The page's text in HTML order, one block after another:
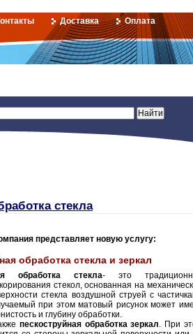
Доставка
Оплата
стекла
представляет новую услугу:
обработка стекла и зеркал
обработка стекла- это
стекол, основанная на
стекла воздушной струей с
при этом матовый рисунок может
и глубину обработки.
пескоструйная обработка зеркал . При